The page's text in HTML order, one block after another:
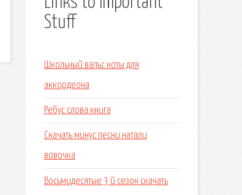
Stuff
Школьный вальс ноты для
аккордеона
Ребус слова книга
Скачать минус песни натали
вовочка
Восьмидесятые 3 й сезон скачать